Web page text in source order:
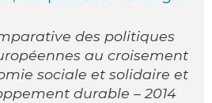
des politiques
au croisement
sociale et solidaire et
durable – 2014